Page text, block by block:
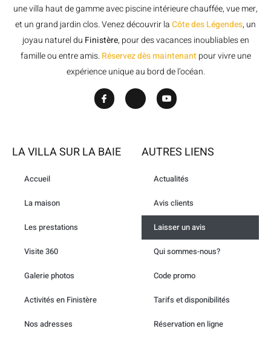
une villa haut de gamme avec piscine intérieure chauffée, vue mer,
et un grand jardin clos. Venez découvrir laCôte des Légendes, un
joyau naturel du Finistère, pour des vacances inoubliables en
famille ou entre amis.Réservez dès maintenantpour vivre une
expérience unique au bord de l’océan.
LA VILLA SUR LA BAIE
Accueil
La maison
Les prestations
Visite 360
Galerie photos
Activités en Finistère
Nos adresses
AUTRES LIENS
Actualités
Avis clients
Laisser un avis
Qui sommes-nous?
Code promo
Tarifs et disponibilités
Réservation en ligne